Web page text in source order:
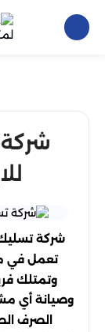
شركة
تعمل في
وتمتلك
وصيانة أي
الصرف